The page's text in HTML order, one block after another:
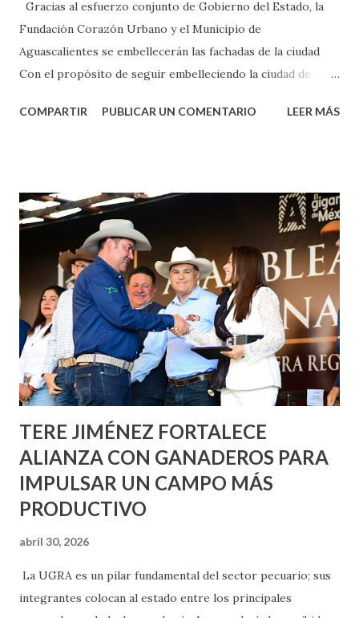
Gracias al esfuerzo conjunto de Gobierno del Estado, la
Fundación Corazón Urbano y el Municipio de
Aguascalientes se embellecerán las fachadas de la ciudad
Con el propósito de seguir embelleciendo la ciudad de
municipal, Leo Montañez dio inicio al programa
Corazón Urbano y el Municipio capital. Leo Montañez
informó que en este programa se usarán cerca de 90 mil
metros cuadrados de pintura, para dar inicio en la calle
Nieto, entre Jesús F. Elizondo y la calle 22 de Octubre, con
lo que se aplicará pintura en 66 casas. Posteriormente se
llevará este programa a Villas de Nuestra Señora de la
Asunción, Avenida Alameda y Decreto 27 de Septiembre, en
los edificios FOVISSSTE Ojo de Agua, en la comunidad
Norias de Paso Hondo y en los edificios de...
COMPARTIR PUBLICAR UN COMENTARIO LEER MÁS
TERE JIMÉNEZ FORTALECE
ALIANZA CON GANADEROS PARA
IMPULSAR UN CAMPO MÁS
PRODUCTIVO
abril 30, 2026
La UGRA es un pilar fundamental del sector pecuario; sus
integrantes colocan al estado entre los principales